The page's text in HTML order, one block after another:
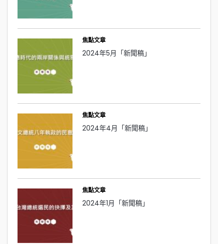
焦點文章
2024年5月「新聞稿」
焦點文章
2024年4月「新聞稿」
焦點文章
2024年1月「新聞稿」